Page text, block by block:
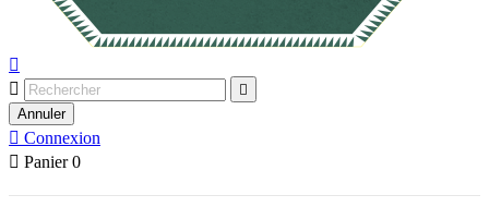



Annuler
 Connexion
 Panier 0